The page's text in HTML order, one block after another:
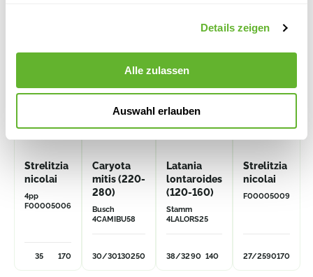
Details zeigen
Alle zulassen
Auswahl erlauben
Strelitzia
nicolai
4pp
F00005006
35 170
Caryota
mitis (220-
280)
Busch
4CAMIBU58
30/30130250
Latania
lontaroides
(120-160)
Stamm
4LALORS25
38/3290 140
Strelitzia
nicolai
F00005009
27/2590170